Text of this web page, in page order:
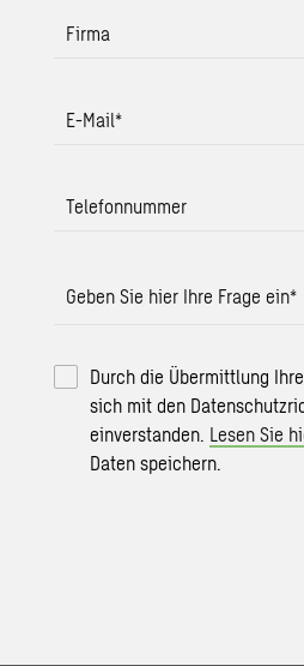
Firma
E-Mail*
Telefonnummer
Geben Sie hier Ihre Frage ein*
Durch die Übermittlung
sich mit den
einverstanden. Lesen Sie
Daten speichern.